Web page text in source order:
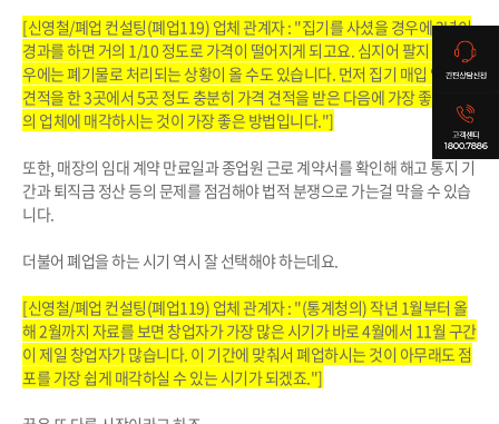
[신영철/폐업 컨설팅(폐업119) 업체 관계자 : "집기를 사셨을 경우에 3년이
경과를 하면 거의 1/10 정도로 가격이 떨어지게 되고요. 심지어 팔지 못할 경
우에는 폐기물로 처리되는 상황이 올 수도 있습니다. 먼저 집기 매입 업체의
견적을 한 3곳에서 5곳 정도 충분히 가격 견적을 받은 다음에 가장 좋은 가격
의 업체에 매각하시는 것이 가장 좋은 방법입니다."]
또한, 매장의 임대 계약 만료일과 종업원 근로 계약서를 확인해 해고 통지 기
간과 퇴직금 정산 등의 문제를 점검해야 법적 분쟁으로 가는걸 막을 수 있습
니다.
더불어 폐업을 하는 시기 역시 잘 선택해야 하는데요.
[신영철/폐업 컨설팅(폐업119) 업체 관계자 : "(통계청의) 작년 1월부터 올
해 2월까지 자료를 보면 창업자가 가장 많은 시기가 바로 4월에서 11월 구간
이 제일 창업자가 많습니다. 이 기간에 맞춰서 폐업하시는 것이 아무래도 점
포를 가장 쉽게 매각하실 수 있는 시기가 되겠죠."]